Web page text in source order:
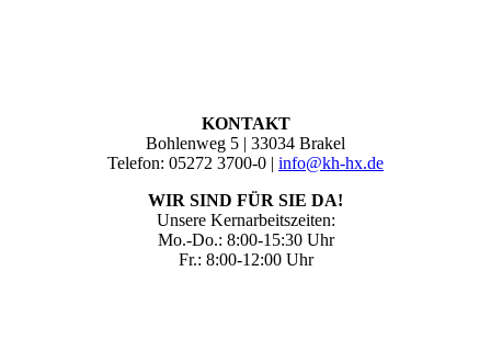
KONTAKT
Bohlenweg 5 | 33034 Brakel
Telefon: 05272 3700-0 | info@kh-hx.de
WIR SIND FÜR SIE DA!
Unsere Kernarbeitszeiten:
Mo.-Do.: 8:00-15:30 Uhr
Fr.: 8:00-12:00 Uhr